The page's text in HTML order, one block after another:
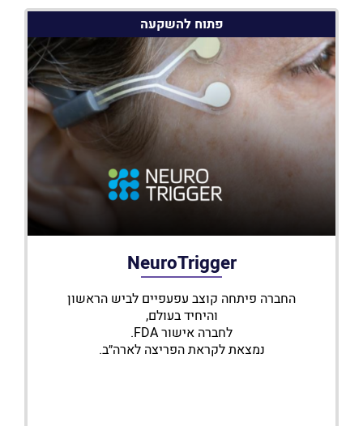
פתוח להשקעה
NeuroTrigger
החברה פיתחה קוצב עפעפיים לביש הראשון
והיחיד בעולם,
לחברה אישור FDA.
נמצאת לקראת הפריצה לארה״ב.